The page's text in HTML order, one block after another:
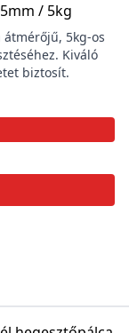
/ 5kg
átmérőjű, 5kg-os
Kiváló
biztosít.